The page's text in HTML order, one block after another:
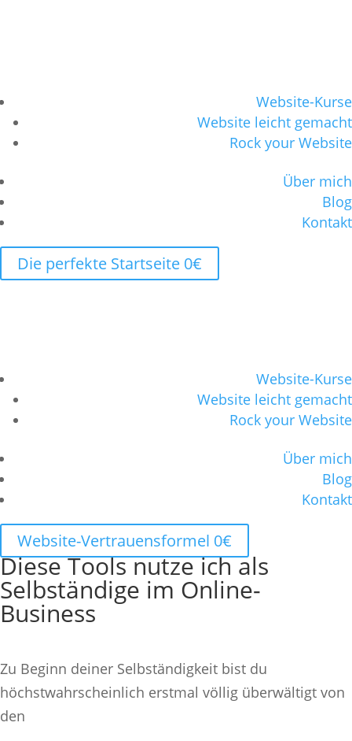
Website-Kurse
Website leicht gemacht
Rock your Website
Über mich
Blog
Kontakt
Die perfekte Startseite 0€
Website-Kurse
Website leicht gemacht
Rock your Website
Über mich
Blog
Kontakt
Website-Vertrauensformel 0€
Diese Tools nutze ich als
Selbständige im Online-
Business
Zu Beginn deiner Selbständigkeit bist du
höchstwahrscheinlich erstmal völlig überwältigt von
den